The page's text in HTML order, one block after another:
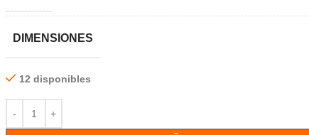
DIMENSIONES
12 disponibles